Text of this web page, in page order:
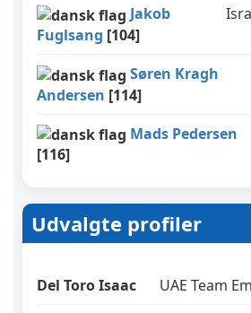
Jakob
Fuglsang [104]
Søren Kragh
Andersen [114]
Mads Pedersen
[116]
Udvalgte profiler
Del Toro Isaac
UAE Team